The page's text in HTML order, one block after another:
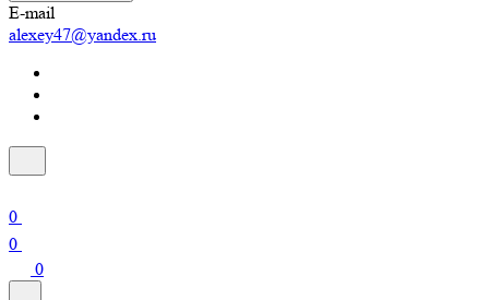
E-mail
alexey47@yandex.ru
0
0
0